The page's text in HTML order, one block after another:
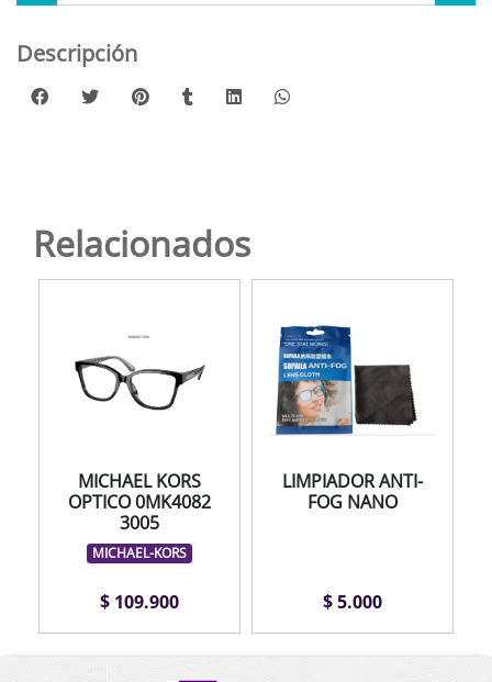
Descripción
Relacionados
MICHAEL KORS
OPTICO 0MK4082
3005
MICHAEL-KORS
$ 109.900
LIMPIADOR ANTI-
FOG NANO
$ 5.000